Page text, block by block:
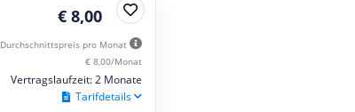
€ 8,00
Durchschnittspreis pro Monat
€ 8,00/Monat
Vertragslaufzeit: 2 Monate
Tarifdetails